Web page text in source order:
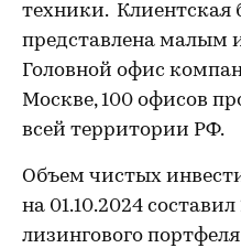
техники. Клиентская
представлена малым
Головной офис
Москве, 100 офисов
всей территории РФ.
Объем чистых
на 01.10.2024
лизингового